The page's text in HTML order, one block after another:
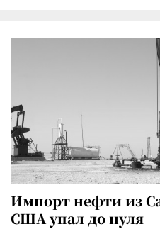
Импорт нефти из
США упал до нуля